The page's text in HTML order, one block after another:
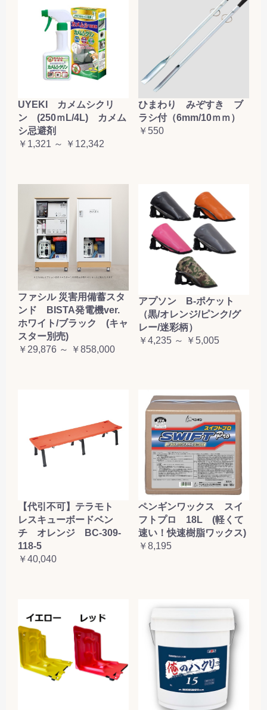
お買い物を続ける
UYEKI カメムシクリ
ン (250ｍL/4L) カメム
シ忌避剤
￥1,321 ～ ￥12,342
ひまわり みぞすき ブ
ラシ付（6mm/10ｍｍ）
￥550
ファシル 災害用備蓄スタ
ンド BISTA発電機ver.
ホワイト/ブラック (キャ
スター別売)
￥29,876 ～ ￥858,000
アプソン B-ポケット
（黒/オレンジ/ピンク/グ
レー/迷彩柄）
￥4,235 ～ ￥5,005
【代引不可】テラモト
レスキューボードベン
チ オレンジ BC-309-
118-5
￥40,040
ペンギンワックス スイ
フトプロ 18L (軽くて
速い！快速樹脂ワックス)
￥8,195